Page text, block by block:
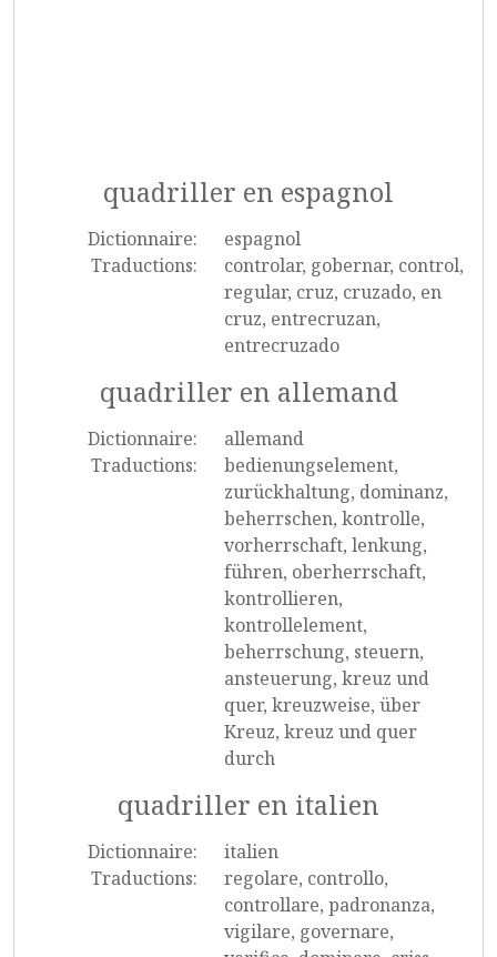
quadriller en espagnol
Dictionnaire:
espagnol
Traductions:
controlar, gobernar, control,
regular, cruz, cruzado, en
cruz, entrecruzan,
entrecruzado
quadriller en allemand
Dictionnaire:
allemand
Traductions:
bedienungselement,
zurückhaltung, dominanz,
beherrschen, kontrolle,
vorherrschaft, lenkung,
führen, oberherrschaft,
kontrollieren,
kontrollelement,
beherrschung, steuern,
ansteuerung, kreuz und
quer, kreuzweise, über
Kreuz, kreuz und quer
durch
quadriller en italien
Dictionnaire:
italien
Traductions:
regolare, controllo,
controllare, padronanza,
vigilare, governare,